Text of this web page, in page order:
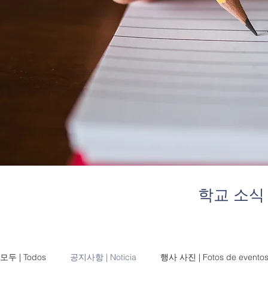
학교 소식
모두 | Todos 공지사항 | Noticia 행사 사진 | Fotos de eventos